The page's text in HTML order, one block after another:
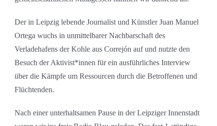
Der in Leipzig lebende Journalist und Künstler Juan Manuel
Ortega wuchs in unmittelbarer Nachbarschaft des
Verladehafens der Kohle aus Correjón auf und nutzte den
Besuch der Aktivist*innen für ein ausführliches Interview
über die Kämpfe um Ressourcen durch die Betroffenen und
Flüchtenden.
Nach einer unterhaltsamen Pause in der Leipziger Innenstadt